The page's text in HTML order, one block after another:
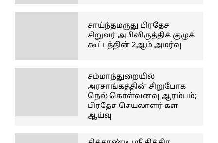
சாய்ந்தமருது பிரதேச
சிறுவர் அபிவிருத்திக் குழுக்
கூட்டத்தின் 2ஆம் அமர்வு
சம்மாந்துறையில்
அரசாங்கத்தின் சிறுபோக
நெல் கொள்வனவு ஆரம்பம்;
பிரதேச செயலாளர் கள
ஆய்வு